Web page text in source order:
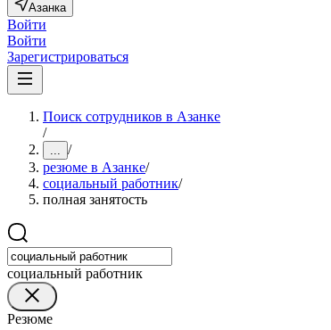
Азанка
Войти
Войти
Зарегистрироваться
Поиск сотрудников в Азанке
/
... /
резюме в Азанке/
социальный работник/
полная занятость
социальный работник
Резюме